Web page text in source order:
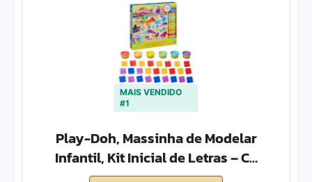
MAIS VENDIDO
#1
Play-Doh, Massinha de Modelar
Infantil, Kit Inicial de Letras – C…